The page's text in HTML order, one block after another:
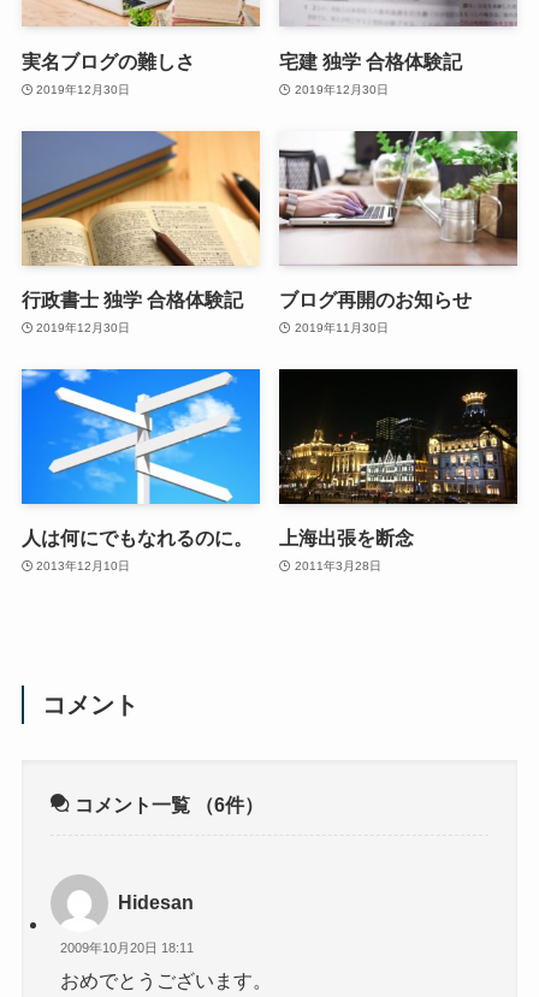
実名ブログの難しさ
2019年12月30日
宅建 独学 合格体験記
2019年12月30日
行政書士 独学 合格体験記
2019年12月30日
ブログ再開のお知らせ
2019年11月30日
人は何にでもなれるのに。
2013年12月10日
上海出張を断念
2011年3月28日
コメント
コメント一覧 （6件）
Hidesan
2009年10月20日 18:11
おめでとうございます。